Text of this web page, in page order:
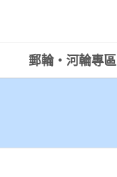
郵輪‧河輪專區